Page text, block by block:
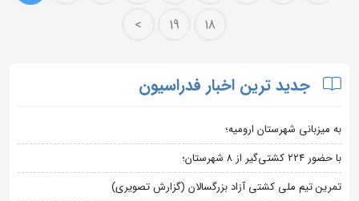
18
19
>
جدید ترین اخبار فدراسیون
به میزبانی شهرستان ارومیه؛
با حضور ۲۲۴ کشتی‌گیر از ۸ شهرستان؛
تمرین تیم ملی کشتی آزاد بزرگسالان (گزارش تصویری)